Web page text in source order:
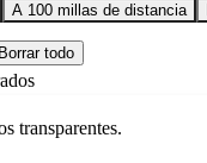
A 100 millas de distancia
Borrar todo
transparentes.